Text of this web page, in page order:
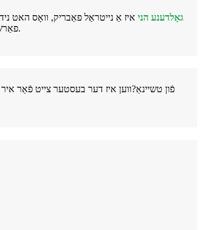
גאָלדענע הני איז אַ נייטראַל פאַבריק, וואָס האט
פאַרשאַפן נודנע בלעטער;עס איז רעקאַמענדיד צו וואַסער אַמאָל אַ וואָך אין פרילינג און האַרבסט, אַמאָל יעדער 3-5 טעג אין זומער און אַמאָל יעדער 20-30 טעג אין ווינטער.